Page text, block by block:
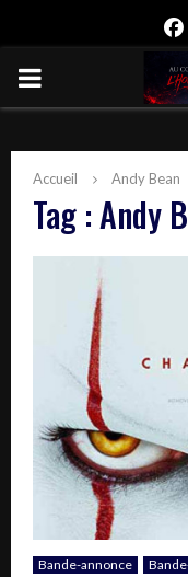
PRIMARY
Accueil Andy Bean
Tag : Andy
Bande-annonce